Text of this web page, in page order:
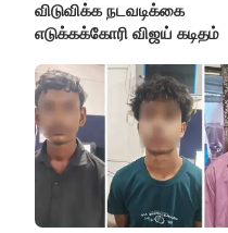
விடுவிக்க நடவடிக்கை
எடுக்கக்கோரி விஜய் கடிதம்